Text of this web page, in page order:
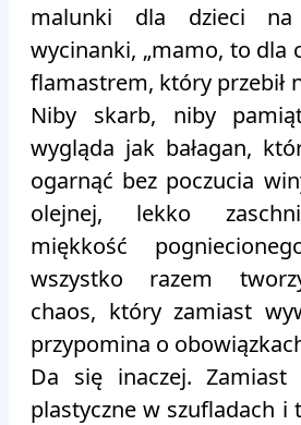
malunki dla dzieci
wycinanki, „mamo, to dla
flamastrem, który przebił
Niby skarb, niby
wygląda jak bałagan,
ogarnąć bez poczucia
olejnej, lekko
miękkość
wszystko razem
chaos, który zamiast
przypomina o
Da się inaczej. Zamiast
plastyczne w szufladach i